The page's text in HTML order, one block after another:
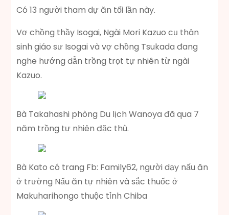
Có 13 người tham dự ăn tối lần này.
Vợ chồng thầy Isogai, Ngài Mori Kazuo cụ thân
sinh giáo sư Isogai và vợ chồng Tsukada đang
nghe hướng dẫn trồng trọt tự nhiên từ ngài
Kazuo.
Bà Takahashi phòng Du lịch Wanoya đã qua 7
năm trồng tự nhiên đặc thù.
Bà Kato có trang Fb: Family62, người dạy nấu ăn
ở trường Nấu ăn tự nhiên và sắc thuốc ở
Makuharihongo thuộc tỉnh Chiba